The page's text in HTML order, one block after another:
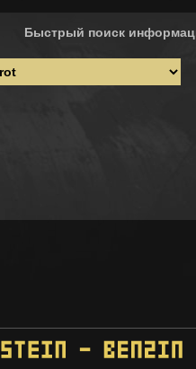
Быстрый поиск